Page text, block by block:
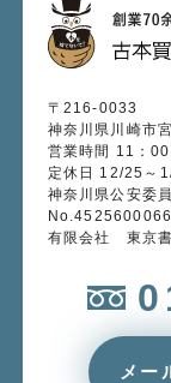
〒216-0033
神奈川県川崎市
営業時間 11：
定休日 12/25～
神奈川県公安委
有限会社 東京
メー